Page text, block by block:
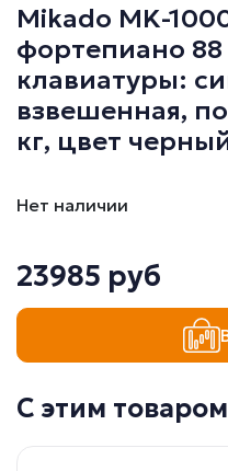
Mikado MK-
фортепиано
клавиатуры:
взвешенная,
кг, цвет
Нет наличии
23985 руб
С этим